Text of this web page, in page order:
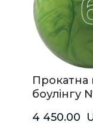
Прокатна
боулінгу
4 450.00